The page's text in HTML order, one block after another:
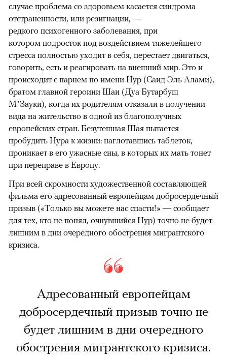
случае проблема со здоровьем касается синдрома
отстраненности, или резигнации, —
редкого психогенного заболевания, при
котором подросток под воздействием тяжелейшего
стресса полностью уходит в себя, перестает двигаться,
говорить, есть и реагировать на внешний мир. Это и
происходит с парнем по имени Нур (Саид Эль Алами),
братом главной героини Шаи (Дуа Бутарбуш
М’Зауки), когда их родителям отказали в получении
вида на жительство в одной из благополучных
европейских стран. Безутешная Шая пытается
пробудить Нура к жизни: наглотавшись таблеток,
проникает в его ужасные сны, в которых их мать тонет
при переправе в Европу.
При всей скромности художественной составляющей
фильма его адресованный европейцам добросердечный
призыв («Только вы можете нас спасти!» — сообщает
для тех, кто не понял, очнувшийся Нур) точно не будет
лишним в дни очередного обострения мигрантского
кризиса.
Адресованный европейцам
добросердечный призыв точно не
будет лишним в дни очередного
обострения мигрантского кризиса.